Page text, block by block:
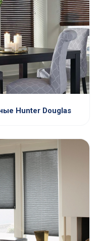
Hunter Douglas